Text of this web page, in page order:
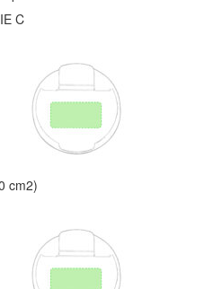
C
cm2)